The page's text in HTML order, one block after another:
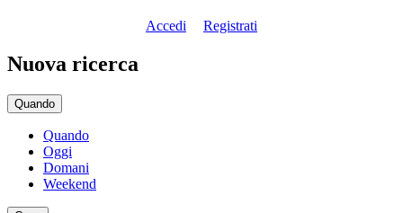
Accedi Registrati
Nuova ricerca
Quando
Quando
Oggi
Domani
Weekend